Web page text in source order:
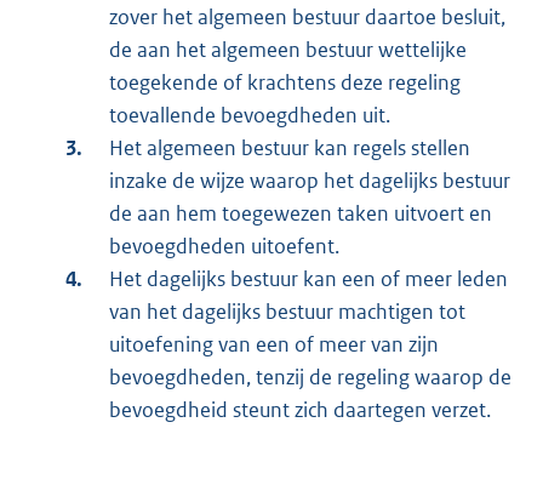
zover het algemeen bestuur daartoe besluit,
de aan het algemeen bestuur wettelijke
toegekende of krachtens deze regeling
toevallende bevoegdheden uit.
Het algemeen bestuur kan regels stellen
inzake de wijze waarop het dagelijks bestuur
de aan hem toegewezen taken uitvoert en
bevoegdheden uitoefent.
Het dagelijks bestuur kan een of meer leden
van het dagelijks bestuur machtigen tot
uitoefening van een of meer van zijn
bevoegdheden, tenzij de regeling waarop de
bevoegdheid steunt zich daartegen verzet.